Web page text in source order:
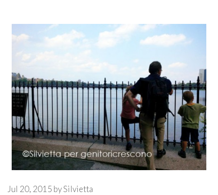
Jul 20, 2015 bySilvietta